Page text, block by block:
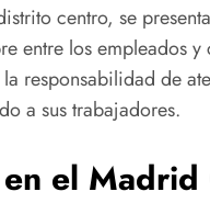
centro, se
entre los empleados
responsabilidad de
a sus trabajadores.
el